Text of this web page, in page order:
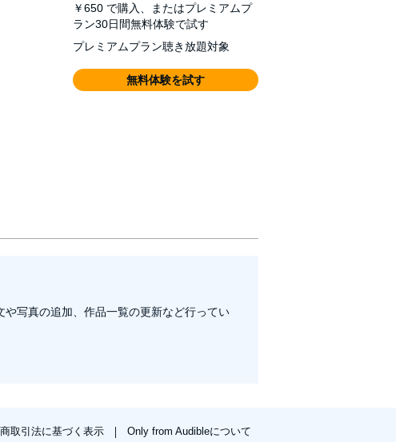
￥650 で購入、またはプレミアムプ
ラン30日間無料体験で試す
プレミアムプラン聴き放題対象
無料体験を試す
写真の追加、作品一覧の更新など行ってい
取引法に基づく表示
Only from Audibleについて